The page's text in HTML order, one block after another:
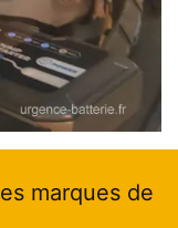
marques de